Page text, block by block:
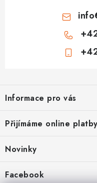
info
p
a
Informace pro vás
Jak nakupovat
Ochrana osobních údajů
Hodnocení obchodu
Přijímáme online platby
Novinky
Kryty, pouzdra, obaly na
11.9.2022
Facebook